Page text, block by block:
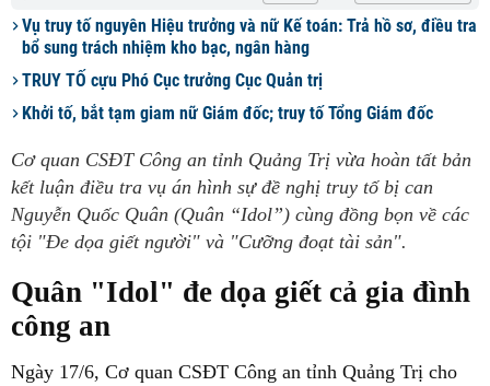
Vụ truy tố nguyên Hiệu trưởng và nữ Kế toán: Trả hồ sơ, điều tra
bổ sung trách nhiệm kho bạc, ngân hàng
TRUY TỐ cựu Phó Cục trưởng Cục Quản trị
Khởi tố, bắt tạm giam nữ Giám đốc; truy tố Tổng Giám đốc
Cơ quan CSĐT Công an tỉnh Quảng Trị vừa hoàn tất bản
kết luận điều tra vụ án hình sự đề nghị truy tố bị can
Nguyễn Quốc Quân (Quân “Idol”) cùng đồng bọn về các
tội "Đe dọa giết người" và "Cưỡng đoạt tài sản".
Quân "Idol" đe dọa giết cả gia đình
công an
Ngày 17/6, Cơ quan CSĐT Công an tỉnh Quảng Trị cho